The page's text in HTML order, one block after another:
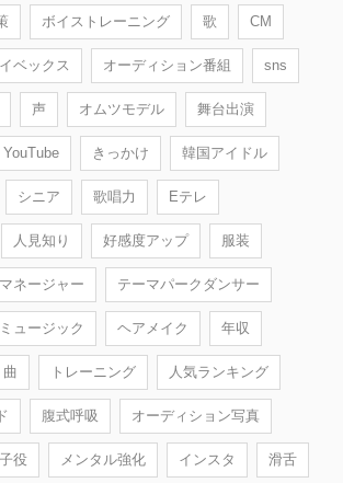
ボイストレーニング 歌 CM
ベックス オーディション番組 sns
声 オムツモデル 舞台出演
YouTube きっかけ 韓国アイドル
シニア 歌唱力 Eテレ
人見知り 好感度アップ 服装
マネージャー テーマパークダンサー
ュージック ヘアメイク 年収
曲 トレーニング 人気ランキング
腹式呼吸 オーディション写真
役 メンタル強化 インスタ 滑舌